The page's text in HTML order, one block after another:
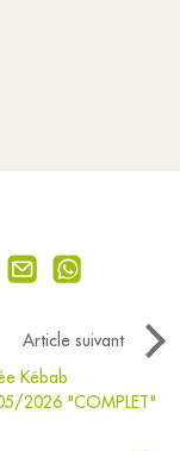
Article suivant
Kébab
2026 "COMPLET"